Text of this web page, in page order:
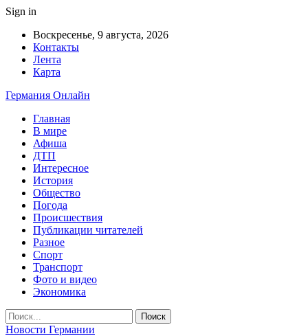
Sign in
Воскресенье, 9 августа, 2026
Контакты
Лента
Карта
Германия Онлайн
Главная
В мире
Афиша
ДТП
Интересное
История
Общество
Погода
Происшествия
Публикации читателей
Разное
Спорт
Транспорт
Фото и видео
Экономика
Новости Германии